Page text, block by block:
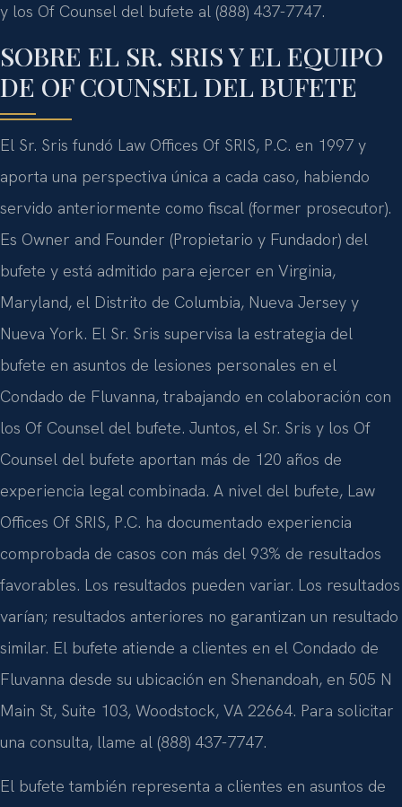
y los Of Counsel del bufete al (888) 437-7747.
SOBRE EL SR. SRIS Y EL EQUIPO
DE OF COUNSEL DEL BUFETE
El Sr. Sris fundó Law Offices Of SRIS, P.C. en 1997 y
aporta una perspectiva única a cada caso, habiendo
servido anteriormente como fiscal (former prosecutor).
Es Owner and Founder (Propietario y Fundador) del
bufete y está admitido para ejercer en Virginia,
Maryland, el Distrito de Columbia, Nueva Jersey y
Nueva York. El Sr. Sris supervisa la estrategia del
bufete en asuntos de lesiones personales en el
Condado de Fluvanna, trabajando en colaboración con
los Of Counsel del bufete. Juntos, el Sr. Sris y los Of
Counsel del bufete aportan más de 120 años de
experiencia legal combinada. A nivel del bufete, Law
Offices Of SRIS, P.C. ha documentado experiencia
comprobada de casos con más del 93% de resultados
favorables. Los resultados pueden variar. Los resultados
varían; resultados anteriores no garantizan un resultado
similar. El bufete atiende a clientes en el Condado de
Fluvanna desde su ubicación en Shenandoah, en 505 N
Main St, Suite 103, Woodstock, VA 22664. Para solicitar
una consulta, llame al (888) 437-7747.
El bufete también representa a clientes en asuntos de